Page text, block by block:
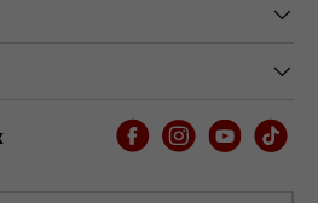
FacebookInstagram
YouTube